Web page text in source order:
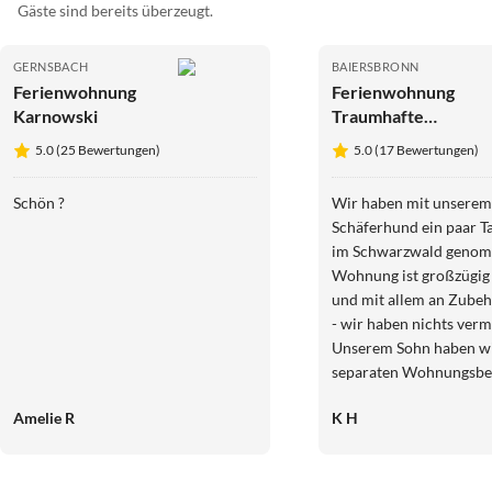
Gäste sind bereits überzeugt.
GERNSBACH
Ferienwohnung
Karnowski
5.0 (25 Bewertungen)
Schön ?
Amelie R
BAIERSBRONN
Ferienwohnung
Traumhafte
Ferienwohnung
Baiersbronn
5.0 (17 Bewertungen)
Wir haben mit
Schäferhund ein paar
im Schwarzwald
Wohnung ist
und mit allem an
- wir haben nichts
Unserem Sohn haben
separaten
Schlafzimmer im
K H